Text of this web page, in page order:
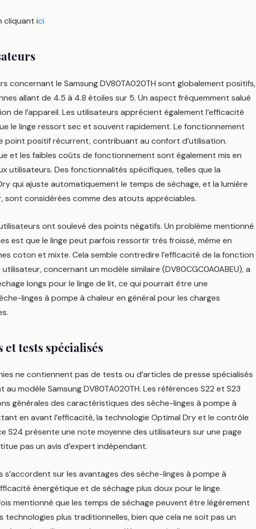
cliquant ici
concernant le Samsung DV80TA020TH sont globalement positifs,
allant de 4.5 à 4.8 étoiles sur 5. Un aspect fréquemment salué
de l’appareil. Les utilisateurs apprécient également l’efficacité
le linge ressort sec et souvent rapidement. Le fonctionnement
point positif récurrent, contribuant au confort d’utilisation.
et les faibles coûts de fonctionnement sont également mis en
utilisateurs. Des fonctionnalités spécifiques, telles que la
qui ajuste automatiquement le temps de séchage, et la lumière
sont considérées comme des atouts appréciables.
ont soulevé des points négatifs. Un problème mentionné
est que le linge peut parfois ressortir très froissé, même en
coton et mixte. Cela semble contredire l’efficacité de la fonction
utilisateur, concernant un modèle similaire (DV80CGC0A0ABEU), a
longs pour le linge de lit, ce qui pourrait être une
linges à pompe à chaleur en général pour les charges
et tests spécialisés
ne contiennent pas de tests ou d’articles de presse spécialisés
modèle Samsung DV80TA020TH. Les références S22 et S23
générales des caractéristiques des sèche-linges à pompe à
en avant l’efficacité, la technologie Optimal Dry et le contrôle
S24 présente une note moyenne des utilisateurs sur une page
pas un avis d’expert indépendant.
s’accordent sur les avantages des sèche-linges à pompe à
énergétique et de séchage plus doux pour le linge.
mentionné que les temps de séchage peuvent être légèrement
technologies plus traditionnelles, bien que cela ne soit pas un